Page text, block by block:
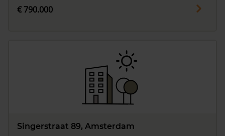
€ 790.000
Singerstraat 89, Amsterdam